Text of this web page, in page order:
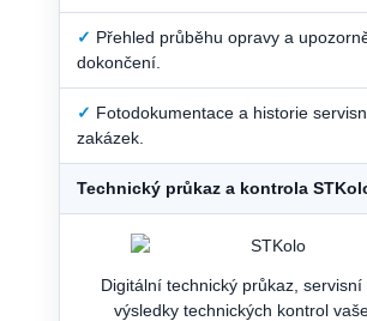
✓ Přehled průběhu opravy a
dokončení.
✓ Fotodokumentace a historie
zakázek.
Technický průkaz a kontrola
Digitální technický průkaz, servisní
výsledky technických kontrol